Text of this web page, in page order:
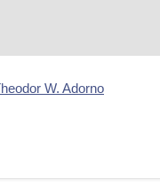
W. Adorno